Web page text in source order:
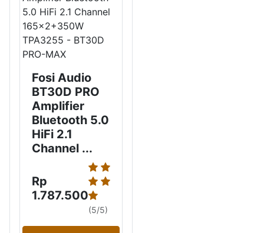
Fosi Audio
BT30D PRO
Amplifier
Bluetooth 5.0
HiFi 2.1
Channel ...
Rp
1.787.500
(5/5)